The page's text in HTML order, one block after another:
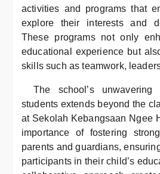
activities and programs that
explore their interests and
These programs not only
educational experience but
skills such as teamwork,
The school’s
students extends beyond the
at Sekolah Kebangsaan Ngee
importance of fostering
parents and guardians,
participants in their child’s